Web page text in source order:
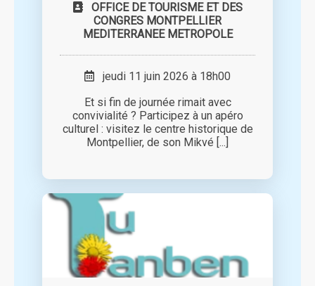
OFFICE DE TOURISME ET DES
CONGRES MONTPELLIER
MEDITERRANEE METROPOLE
jeudi 11 juin 2026 à 18h00
Et si fin de journée rimait avec
convivialité ? Participez à un apéro
culturel : visitez le centre historique de
Montpellier, de son Mikvé [...]